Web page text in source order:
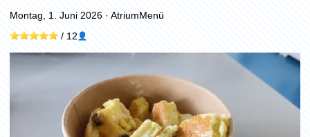
Montag, 1. Juni 2026 · AtriumMenü
/ 12